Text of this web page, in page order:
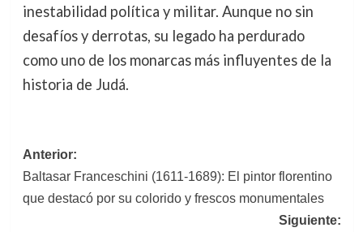
inestabilidad política y militar. Aunque no sin
desafíos y derrotas, su legado ha perdurado
como uno de los monarcas más influyentes de la
historia de Judá.
Navegación
de
entradas
Anterior:
Baltasar Franceschini (1611-1689): El pintor florentino
que destacó por su colorido y frescos monumentales
Siguiente: